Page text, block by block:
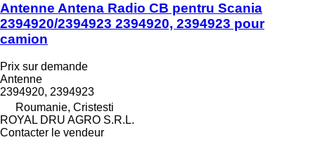
Antenne Antena Radio CB pentru Scania
2394920/2394923 2394920, 2394923 pour
camion
Prix sur demande
Antenne
2394920, 2394923
Roumanie, Cristesti
ROYAL DRU AGRO S.R.L.
Contacter le vendeur